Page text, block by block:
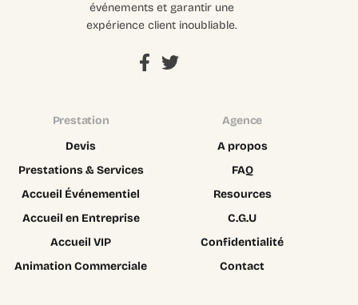
événements et garantir une
expérience client inoubliable.
Prestation
Devis
Prestations & Services
Accueil Événementiel
Accueil en Entreprise
Accueil VIP
Animation Commerciale
Agence
A propos
FAQ
Resources
C.G.U
Confidentialité
Contact